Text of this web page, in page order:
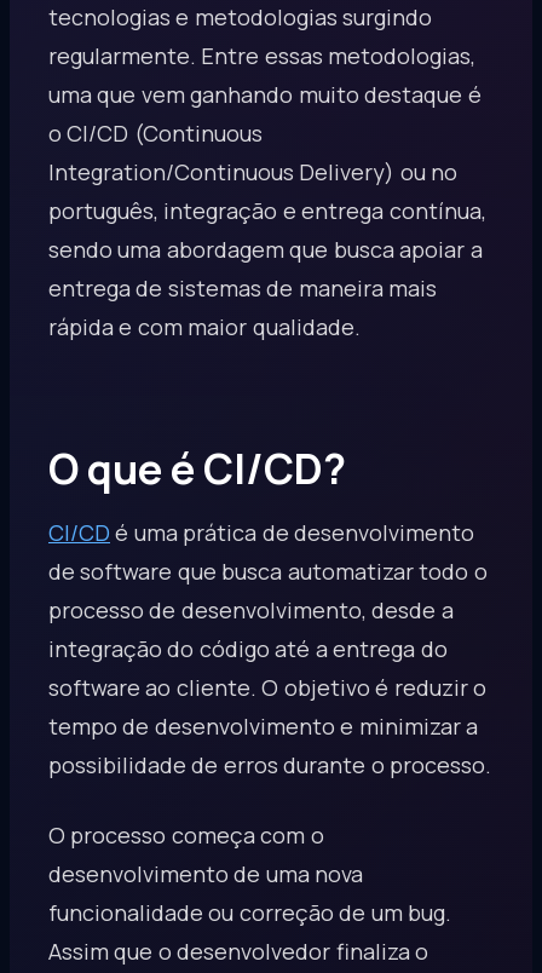
tecnologias e metodologias surgindo
regularmente. Entre essas metodologias,
uma que vem ganhando muito destaque é
o CI/CD (Continuous
Integration/Continuous Delivery) ou no
português, integração e entrega contínua,
sendo uma abordagem que busca apoiar a
entrega de sistemas de maneira mais
rápida e com maior qualidade.
O que é CI/CD?
CI/CD é uma prática de desenvolvimento
de software que busca automatizar todo o
processo de desenvolvimento, desde a
integração do código até a entrega do
software ao cliente. O objetivo é reduzir o
tempo de desenvolvimento e minimizar a
possibilidade de erros durante o processo.
O processo começa com o
desenvolvimento de uma nova
funcionalidade ou correção de um bug.
Assim que o desenvolvedor finaliza o